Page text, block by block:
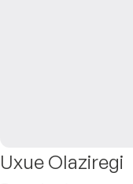
Uxue Olaziregi